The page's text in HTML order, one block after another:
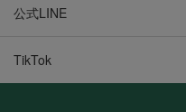
公式LINE
TikTok